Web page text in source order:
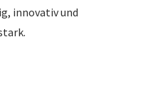
innovativ und